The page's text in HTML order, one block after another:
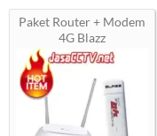
Paket Router + Modem
4G Blazz